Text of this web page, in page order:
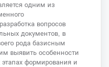
одним из
вопросов
документов, в
рода базисным
выявить особенности
формирования и